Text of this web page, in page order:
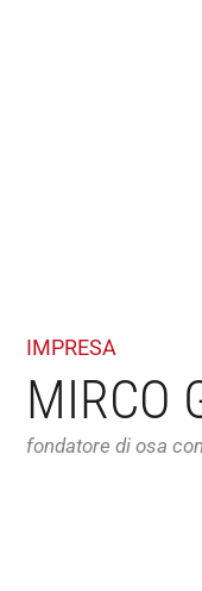
IMPRESA
MIRCO
fondatore di osa